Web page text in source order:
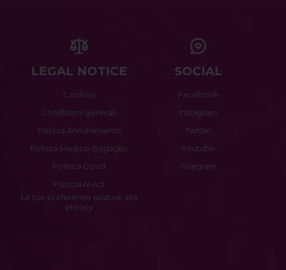
LEGAL NOTICE
Cookies
Condizioni generali
Polizza Annullamento
Polizza Medico-Bagaglio
Politica Covid
Polizza AI Act
Le tue preferenze relative alla
privacy
SOCIAL
Facebook
Instagram
Twitter
Youtube
Telegram